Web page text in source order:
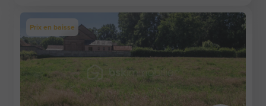
Prix en baisse